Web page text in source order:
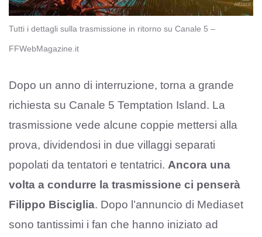
Tutti i dettagli sulla trasmissione in ritorno su Canale 5 –
FFWebMagazine.it
Dopo un anno di interruzione, torna a grande
richiesta su Canale 5 Temptation Island. La
trasmissione vede alcune coppie mettersi alla
prova, dividendosi in due villaggi separati
popolati da tentatori e tentatrici. Ancora una
volta a condurre la trasmissione ci penserà
Filippo Bisciglia. Dopo l’annuncio di Mediaset
sono tantissimi i fan che hanno iniziato ad